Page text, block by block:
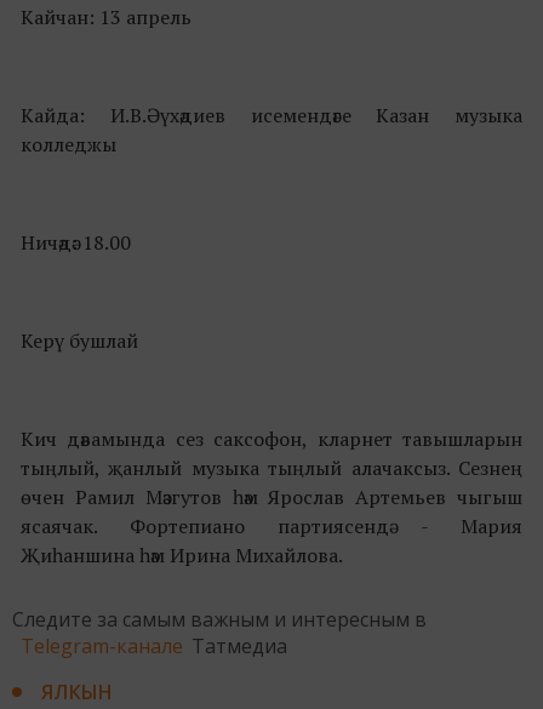
Кайчан: 13 апрель
Кайда: И.В.Әүхәдиев исемендәге Казан музыка
колледжы
Ничәдә: 18.00
Керү бушлай
Кич дәвамында сез саксофон, кларнет тавышларын
тыңлый, җанлый музыка тыңлый алачаксыз. Сезнең
өчен Рамил Мәзгутов һәм Ярослав Артемьев чыгыш
ясаячак. Фортепиано партиясендә - Мария
Җиһаншина һәм Ирина Михайлова.
Следите за самым важным и интересным в
Telegram-канале Татмедиа
ЯЛКЫН